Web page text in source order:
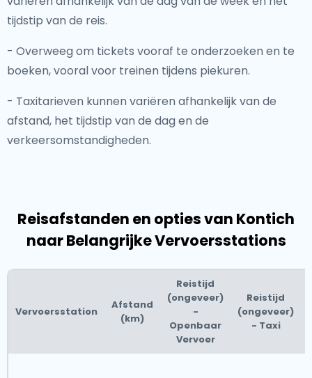
tijdstip van de reis.
- Overweeg om tickets vooraf te onderzoeken en te
boeken, vooral voor treinen tijdens piekuren.
- Taxitarieven kunnen variëren afhankelijk van de
afstand, het tijdstip van de dag en de
verkeersomstandigheden.
Reisafstanden en opties van Kontich
naar Belangrijke Vervoersstations
Vervoersstation
Afstand
(km)
Reistijd
(ongeveer)
-
Openbaar
Vervoer
Reistijd
(ongeveer)
- Taxi